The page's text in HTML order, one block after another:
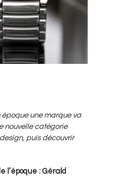
époque une marque va
nouvelle catégorie
puis découvrir
: Gérald